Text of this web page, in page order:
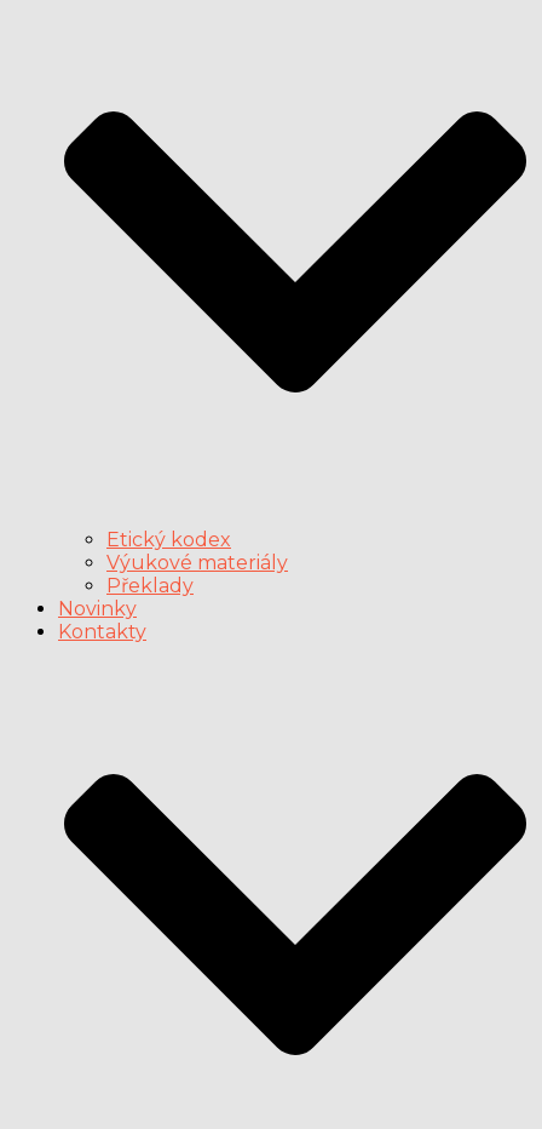
Etický kodex
Výukové materiály
Překlady
Novinky
Kontakty